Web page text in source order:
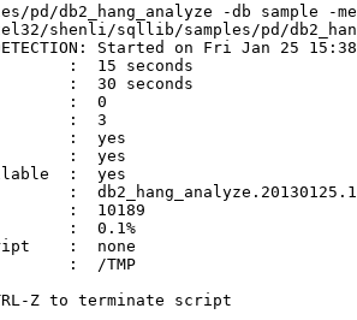
pd/db2_hang_analyze -db
shenli/sqllib/samples/pd/
DETECTION: Started on Fri Jan 25
:  15 seconds
:  30 seconds
:  0
:  3
:  yes
:  yes
:  yes
:
:  10189
:  0.1%
:  none
:  /TMP
Z to terminate script